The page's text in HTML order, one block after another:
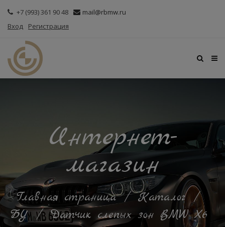
+7 (993) 361 90 48
mail@rbmw.ru
Вход
Регистрация
Интернет-
магазин
Главная страница /Каталог /
БУ /Датчик слепых зон BMW X6